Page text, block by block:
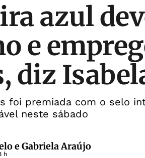
azul
e
diz
foi premiada com o selo
neste sábado
e Gabriela Araújo
h